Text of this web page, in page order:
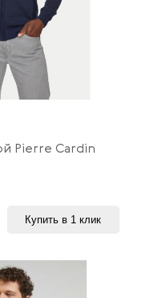
Pierre Cardin
Купить в 1 клик